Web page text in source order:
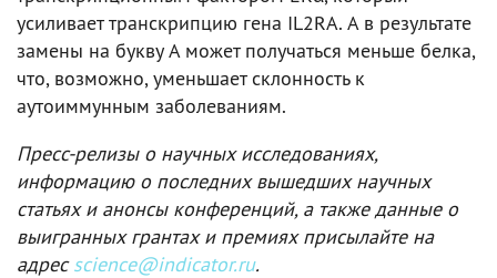
усиливает транскрипцию гена IL2RA. А в результате
замены на букву A может получаться меньше белка,
что, возможно, уменьшает склонность к
аутоиммунным заболеваниям.
Пресс-релизы о научных исследованиях,
информацию о последних вышедших научных
статьях и анонсы конференций, а также данные о
выигранных грантах и премиях присылайте на
адресscience@indicator.ru.